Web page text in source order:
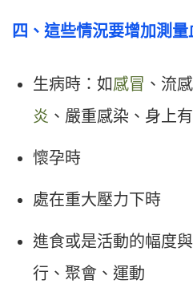
四、這些情況要增加測
生病時：如感冒 、流
炎 、嚴重感染、身上
懷孕時
處在重大壓力下時
進食或是活動的幅度
行、聚會、運動